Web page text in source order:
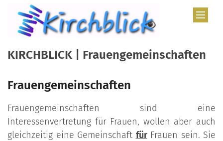
Zum Inhalt springen
KIRCHBLICK | Frauengemeinschaften
Frauengemeinschaften
Frauengemeinschaften sind eine
Interessenvertretung für Frauen, wollen aber auch
gleichzeitig eine Gemeinschaft fürFrauen sein. Sie